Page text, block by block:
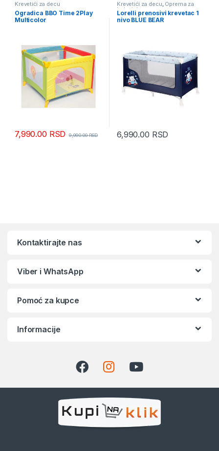
Krevetići za decu
Ogradica BBO Time 2Play
Multicolor
7,990.00 RSD 9,990.00RSD
Krevetići za decu, Oprema za
bebe i decu
Lorelli prenosivi krevetac 1
nivo BLUE BEAR
6,990.00 RSD
Kontaktirajte nas
Viber i WhatsApp
Pomoć za kupce
Informacije